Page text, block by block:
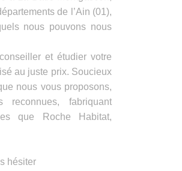
de l’Ain (01),
nous pouvons nous
et étudier votre
au juste prix. Soucieux
nous vous proposons,
fabriquant
que Roche Habitat,
hésiter